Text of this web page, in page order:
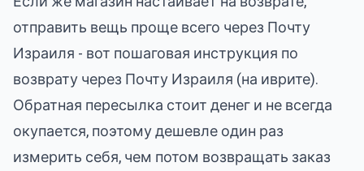
отправить вещь проще всего через Почту
Израиля - вот пошаговая инструкция по
возврату через Почту Израиля (на иврите).
Обратная пересылка стоит денег и не всегда
окупается, поэтому дешевле один раз
измерить себя, чем потом возвращать заказ